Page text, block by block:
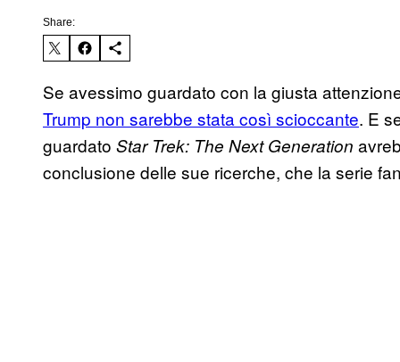
Share:
Se avessimo guardato con la giusta
Trump non sarebbe stata così scioccante. E
guardato Star Trek: The Next Generation
conclusione delle sue ricerche, che la serie